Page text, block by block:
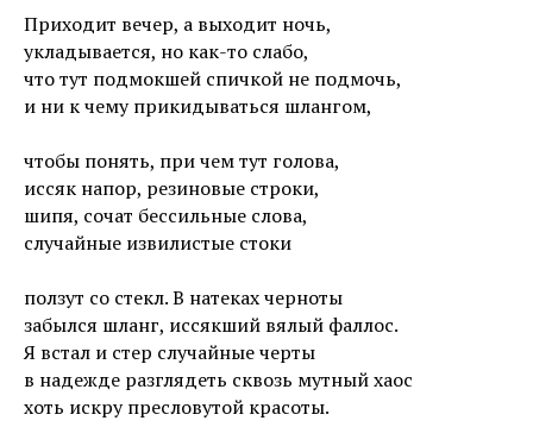
Приходит вечер, а выходит ночь,
укладывается, но как-то слабо,
что тут подмокшей спичкой не подмочь,
и ни к чему прикидываться шлангом,
чтобы понять, при чем тут голова,
иссяк напор, резиновые строки,
шипя, сочат бессильные слова,
случайные извилистые стоки
ползут со стекл. В натеках черноты
забылся шланг, иссякший вялый фаллос.
Я встал и стер случайные черты
в надежде разглядеть сквозь мутный хаос
хоть искру пресловутой красоты.